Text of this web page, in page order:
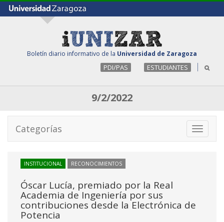
Boletín diario informativo de la Universidad de Zaragoza
PDI/PAS ESTUDIANTES
9/2/2022
Toggle
Categorías
INSTITUCIONAL RECONOCIMIENTOS
Óscar Lucía, premiado por la Real
Academia de Ingeniería por sus
contribuciones desde la Electrónica de
Potencia